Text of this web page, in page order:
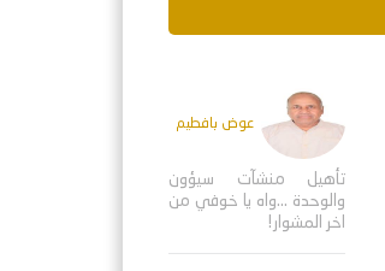
عوض بافطيم
تأهيل منشآت سيؤون
والوحدة ...واه يا خوفي من
اخر المشوار!